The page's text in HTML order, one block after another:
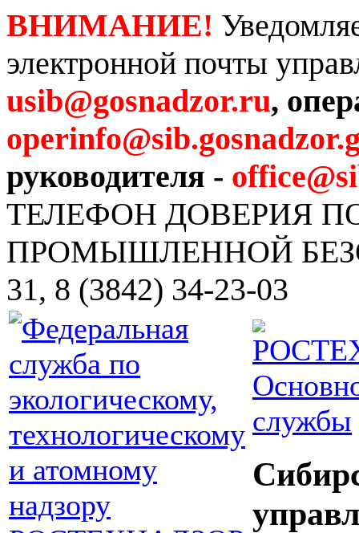
ВНИМАНИЕ!
электронной почты
usib@gosnadzor.ru,
руководителя -
ТЕЛЕФОН ДОВЕРИЯ
ПРОМЫШЛЕННОЙ
31, 8 (3842) 34-23-03
службы